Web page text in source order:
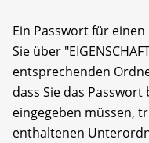
Ein Passwort für
Sie über
entsprechenden
dass Sie das
eingegeben müssen,
enthaltenen